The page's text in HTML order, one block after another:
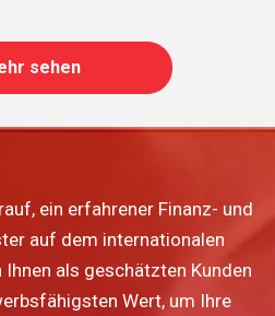
sehen
ein erfahrener Finanz- und
auf dem internationalen
als geschätzten Kunden
Wert, um Ihre